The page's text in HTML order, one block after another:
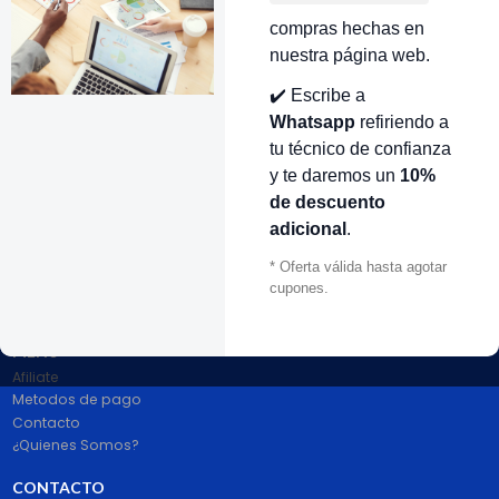
compras hechas en
nuestra página web.
✔️ Escribe a
Whatsapp refiriendo a
tu técnico de confianza
y te daremos un 10%
de descuento
adicional .
* Oferta válida hasta agotar
cupones.
VOLVER ARRIBA
100% pago seguro PayPal Certificado. Entrega 1 a 2 dias.
Afiliate
Metodos de pago
Contacto
¿Quienes Somos?
CONTACTO